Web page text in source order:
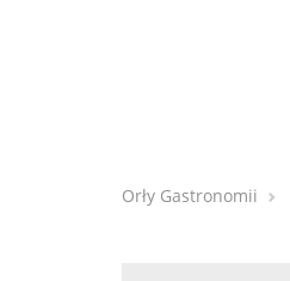
Orły Gastronomii